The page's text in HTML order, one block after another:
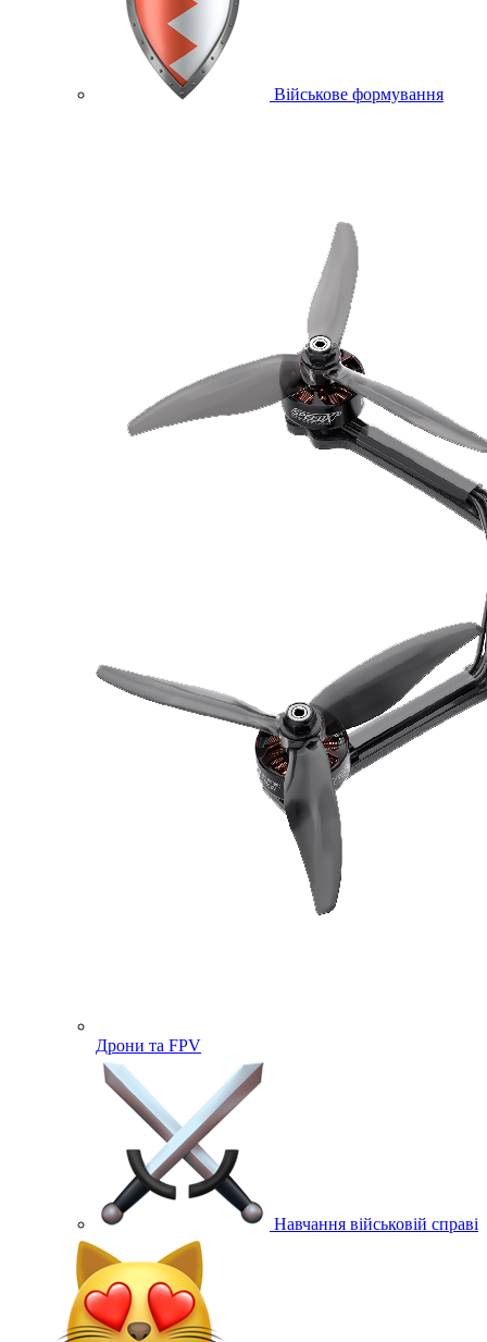
Військове формування
Дрони та FPV
Навчання військовій справі